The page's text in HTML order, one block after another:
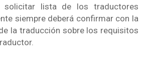
solicitar lista de los traductores
siempre deberá confirmar con la
la traducción sobre los requisitos